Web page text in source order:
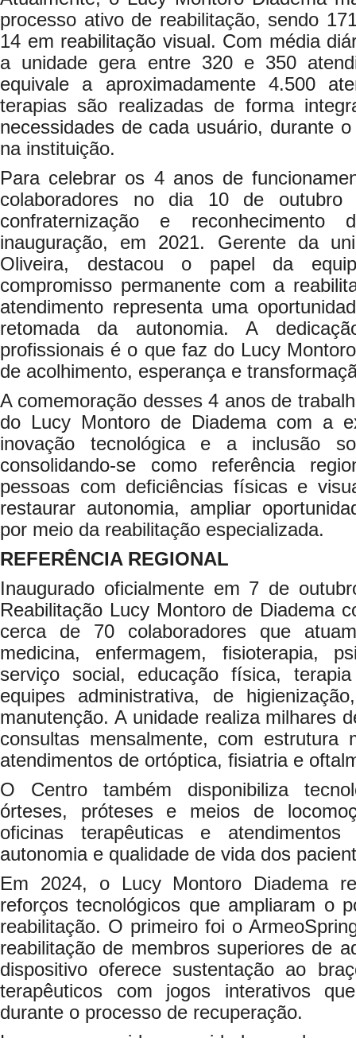
processo ativo de reabilitação, sendo
14 em reabilitação visual. Com média
a unidade gera entre 320 e 350
equivale a aproximadamente 4.500
terapias são realizadas de forma
necessidades de cada usuário, durante
na instituição.
Para celebrar os 4 anos de
colaboradores no dia 10 de
confraternização e
inauguração, em 2021. Gerente da
Oliveira, destacou o papel da
compromisso permanente com a
atendimento representa uma
retomada da autonomia. A
profissionais é o que faz do Lucy
de acolhimento, esperança e
A comemoração desses 4 anos de
do Lucy Montoro de Diadema com a
inovação tecnológica e a inclusão
consolidando-se como referência
pessoas com deficiências físicas e
restaurar autonomia, ampliar
por meio da reabilitação especializada.
REFERÊNCIA REGIONAL
Inaugurado oficialmente em 7 de
Reabilitação Lucy Montoro de Diadema
cerca de 70 colaboradores que
medicina, enfermagem, fisioterapia,
serviço social, educação física,
equipes administrativa, de
manutenção. A unidade realiza milhares
consultas mensalmente, com estrutura
atendimentos de ortóptica, fisiatria e
O Centro também disponibiliza
órteses, próteses e meios de
oficinas terapêuticas e
autonomia e qualidade de vida dos
Em 2024, o Lucy Montoro Diadema
reforços tecnológicos que ampliaram o
reabilitação. O primeiro foi o
reabilitação de membros superiores de
dispositivo oferece sustentação ao
terapêuticos com jogos interativos
durante o processo de recuperação.